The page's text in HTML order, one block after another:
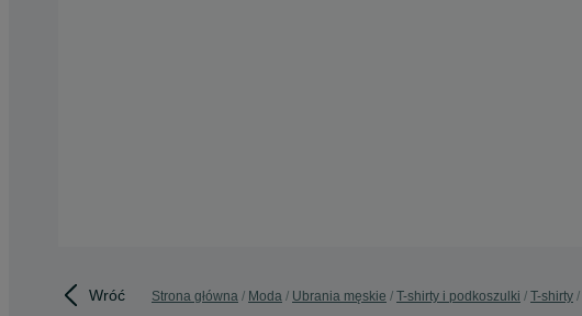
Wróć Strona główna Moda Ubrania męskie T-shirty i podkoszulki T-shirty